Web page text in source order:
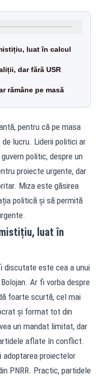
luat în calcul
dar fără USR
rămâne pe masă
pentru că pe masa
lucru. Liderii politici ar
politic, despre un
proiecte urgente, dar
Miza este găsirea
politică și să permită
luat în
discutate este cea a unui
Ar fi vorba despre
foarte scurtă, cel mai
și format tot din
un mandat limitat, dar
aflate în conflict.
adoptarea proiectelor
PNRR. Practic, partidele